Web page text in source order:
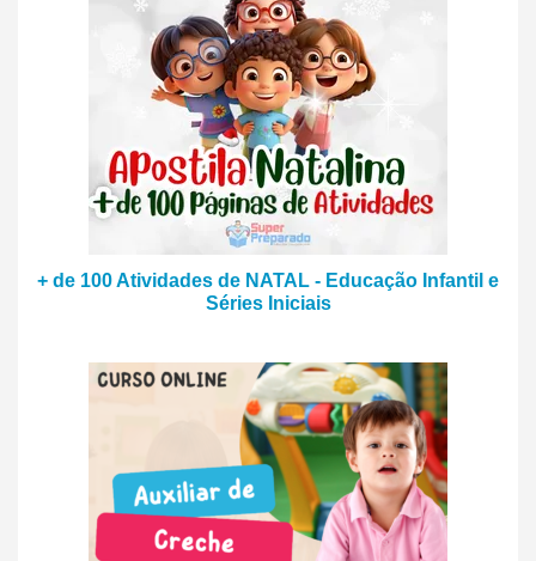
+ de 100 Atividades de NATAL - Educação Infantil e
Séries Iniciais